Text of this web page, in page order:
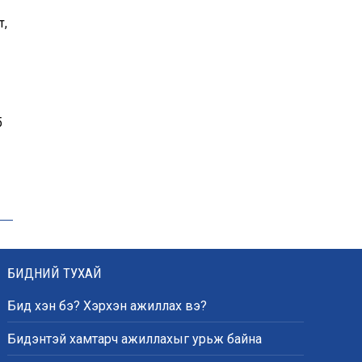
Шатахууны нийлүүлэлт
эрчимжиж, түгээлтийн хүчин
БИДНИЙ ТУХАЙ
Бид хэн бэ? Хэрхэн ажиллах вэ?
Бидэнтэй хамтарч ажиллахыг урьж байна